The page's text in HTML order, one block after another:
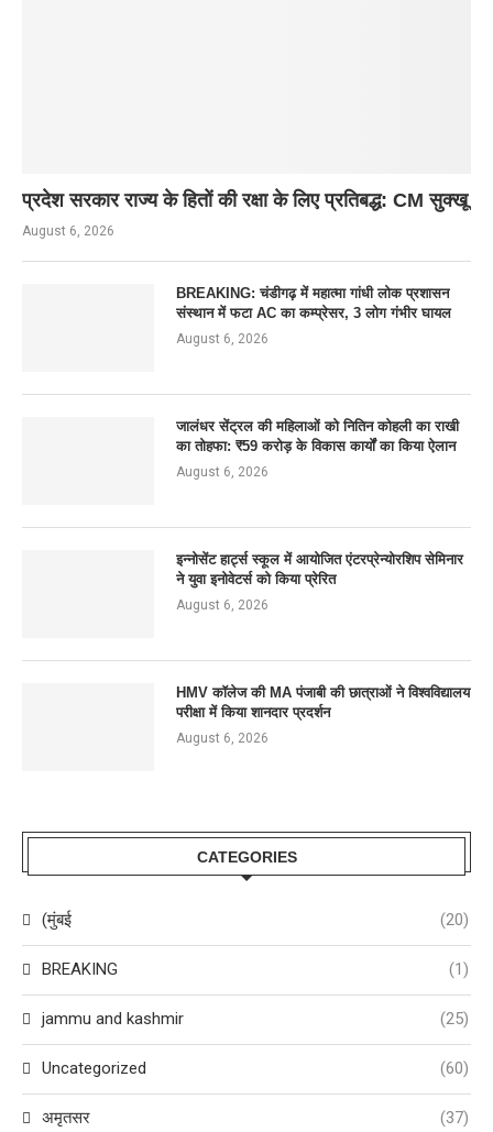
प्रदेश सरकार राज्य के हितों की रक्षा के लिए प्रतिबद्ध: CM सुक्खू
August 6, 2026
BREAKING: चंडीगढ़ में महात्मा गांधी लोक प्रशासन
संस्थान में फटा AC का कम्प्रेसर, 3 लोग गंभीर घायल
August 6, 2026
जालंधर सेंट्रल की महिलाओं को नितिन कोहली का राखी
का तोहफा: ₹59 करोड़ के विकास कार्यों का किया ऐलान
August 6, 2026
इन्नोसेंट हार्ट्स स्कूल में आयोजित एंटरप्रेन्योरशिप सेमिनार
ने युवा इनोवेटर्स को किया प्रेरित
August 6, 2026
HMV कॉलेज की MA पंजाबी की छात्राओं ने विश्वविद्यालय
परीक्षा में किया शानदार प्रदर्शन
August 6, 2026
CATEGORIES
(मुंबई (20)
BREAKING (1)
jammu and kashmir (25)
Uncategorized (60)
अमृतसर (37)